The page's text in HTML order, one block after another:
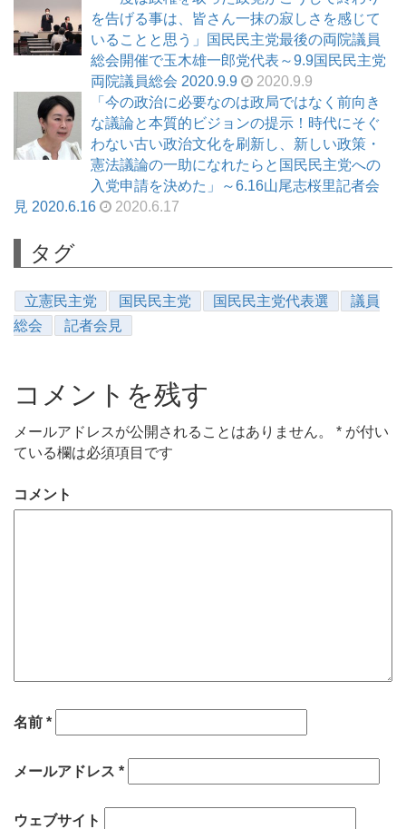
を告げる事は、皆さん一抹の寂しさを感じて
いることと思う」国民民主党最後の両院議員
総会開催で玉木雄一郎党代表～9.9国民民主党
両院議員総会 2020.9.9
2020.9.9
「今の政治に必要なのは政局ではなく前向き
な議論と本質的ビジョンの提示！時代にそぐ
わない古い政治文化を刷新し、新しい政策・
憲法議論の一助になれたらと国民民主党への
入党申請を決めた」～6.16山尾志桜里記者会
見 2020.6.16
2020.6.17
タグ
立憲民主党 国民民主党 国民民主党代表選
議員
総会
記者会見
コメントを残す
メールアドレスが公開されることはありません。 * が付い
ている欄は必須項目です
コメント
名前 *
メールアドレス *
ウェブサイト